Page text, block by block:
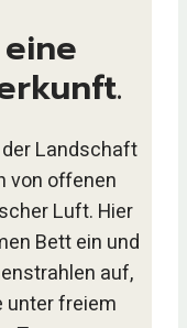
Landschaft
von offenen
Luft. Hier
Bett ein und
auf,
unter freiem